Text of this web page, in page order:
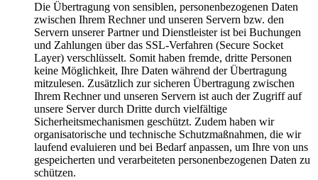
Die Übertragung von sensiblen, personenbezogenen Daten
zwischen Ihrem Rechner und unseren Servern bzw. den
Servern unserer Partner und Dienstleister ist bei Buchungen
und Zahlungen über das SSL-Verfahren (Secure Socket
Layer) verschlüsselt. Somit haben fremde, dritte Personen
keine Möglichkeit, Ihre Daten während der Übertragung
mitzulesen. Zusätzlich zur sicheren Übertragung zwischen
Ihrem Rechner und unseren Servern ist auch der Zugriff auf
unsere Server durch Dritte durch vielfältige
Sicherheitsmechanismen geschützt. Zudem haben wir
organisatorische und technische Schutzmaßnahmen, die wir
laufend evaluieren und bei Bedarf anpassen, um Ihre von uns
gespeicherten und verarbeiteten personenbezogenen Daten zu
schützen.